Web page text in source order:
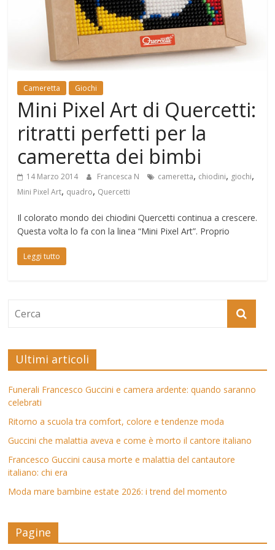
Cameretta Giochi
Mini Pixel Art di Quercetti:
ritratti perfetti per la
cameretta dei bimbi
14 Marzo 2014 Francesca N cameretta, chiodini, giochi,
Mini Pixel Art, quadro, Quercetti
Il colorato mondo dei chiodini Quercetti continua a crescere.
Questa volta lo fa con la linea “Mini Pixel Art”. Proprio
Leggi tutto
Ultimi articoli
Funerali Francesco Guccini e camera ardente: quando saranno
celebrati
Ritorno a scuola tra comfort, colore e tendenze moda
Guccini che malattia aveva e come è morto il cantore italiano
Francesco Guccini causa morte e malattia del cantautore
italiano: chi era
Moda mare bambine estate 2026: i trend del momento
Pagine